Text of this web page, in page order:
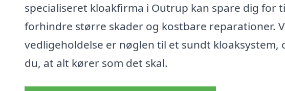
specialiseret kloakfirma i Outrup kan spare dig for
forhindre større skader og kostbare reparationer.
vedligeholdelse er nøglen til et sundt
du, at alt kører som det skal.